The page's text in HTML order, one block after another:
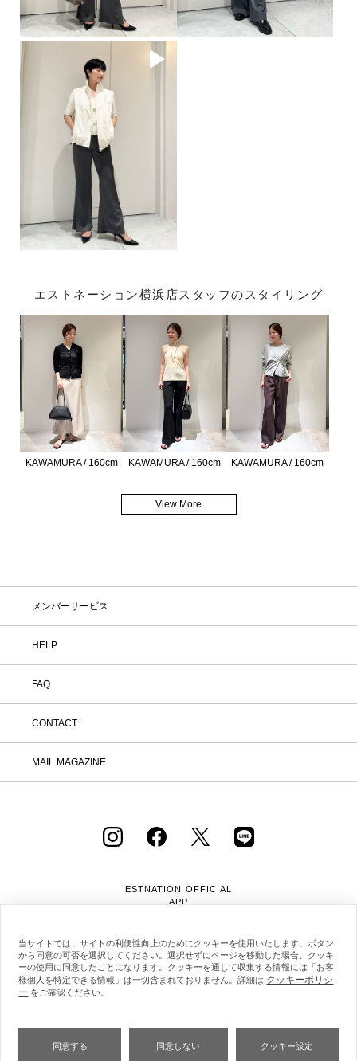
エストネーション横浜店スタッフのスタイリング
KAWAMURA / 160cm KAWAMURA / 160cm KAWAMURA / 160cm
View More
メンバーサービス
HELP
FAQ
CONTACT
MAIL MAGAZINE
ESTNATION OFFICIAL
APP
会社概要
当サイトでは、サイトの利便性向上のためにクッキーを使用いたします。ボタン
から同意の可否を選択してください。選択せずにページを移動した場合、クッキ
ーの使用に同意したことになります。クッキーを通じて収集する情報には「お客
様個人を特定できる情報」は一切含まれておりません。詳細は クッキーポリシ
ー をご確認ください。
同意する 同意しない クッキー設定